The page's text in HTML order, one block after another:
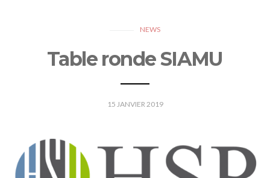
NEWS
Table ronde SIAMU
15 JANVIER 2019